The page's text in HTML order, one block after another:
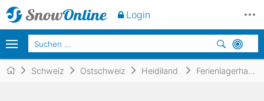
Schweiz Ostschweiz Heidiland Ferienlagerhaus Sennhütte
anfragen Login